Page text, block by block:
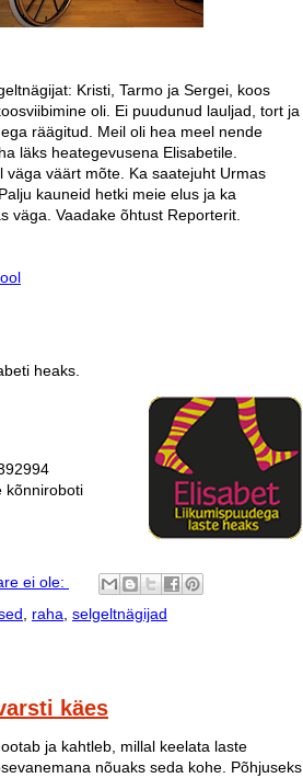
Kristi, Tarmo ja Sergei, koos
oli. Ei puudunud lauljad, tort ja
räägitud. Meil oli hea meel nende
läks heategevusena Elisabetile.
väärt mõte. Ka saatejuht Urmas
kauneid hetki meie elus ja ka
väga. Vaadake õhtust Reporterit.
heaks.
kõnniroboti
ei ole:
raha selgeltnägijad
käes
ja kahtleb, millal keelata laste
nõuaks seda kohe. Põhjuseks